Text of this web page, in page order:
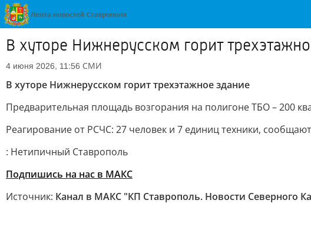
В хуторе Нижнерусском горит
4 июня 2026, 11:56 СМИ
В хуторе Нижнерусском горит трехэтажное здание
Предварительная площадь возгорания на полигоне ТБО – 200
Реагирование от РСЧС: 27 человек и 7 единиц техники,
: Нетипичный Ставрополь
Подпишись на нас в МАКС
Источник: Канал в МАКС "КП Ставрополь. Новости Северного